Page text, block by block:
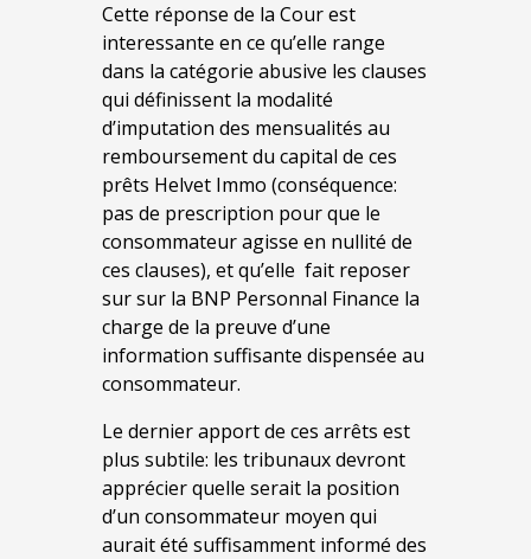
Cette réponse de la Cour est
interessante en ce qu’elle range
dans la catégorie abusive les clauses
qui définissent la modalité
d’imputation des mensualités au
remboursement du capital de ces
prêts Helvet Immo (conséquence:
pas de prescription pour que le
consommateur agisse en nullité de
ces clauses), et qu’elle fait reposer
sur sur la BNP Personnal Finance la
charge de la preuve d’une
information suffisante dispensée au
consommateur.
Le dernier apport de ces arrêts est
plus subtile: les tribunaux devront
apprécier quelle serait la position
d’un consommateur moyen qui
aurait été suffisamment informé des